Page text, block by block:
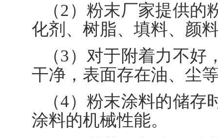
（2）粉末厂家提供
化剂、树脂、填料、颜
（3）对于附着力不
干净，表面存在油、尘
（4）粉末涂料的储
涂料的机械性能。